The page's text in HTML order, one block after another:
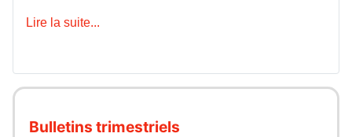
Lire la suite...
Bulletins trimestriels